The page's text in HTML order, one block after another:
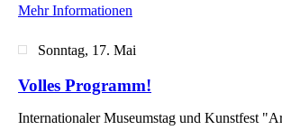
Mehr Informationen
Sonntag, 17. Mai
Volles Programm!
Internationaler Museumstag und Kunstfest